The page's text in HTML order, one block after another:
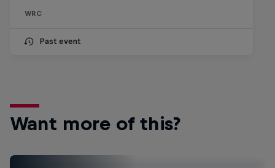
WRC
Past event
Want more of this?